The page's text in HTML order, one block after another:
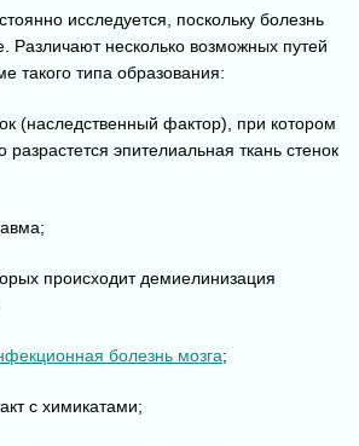
исследуется, поскольку болезнь
Различают несколько возможных путей
такого типа образования:
(наследственный фактор), при котором
разрастется эпителиальная ткань стенок
происходит демиелинизация
болезнь мозга;
с химикатами;